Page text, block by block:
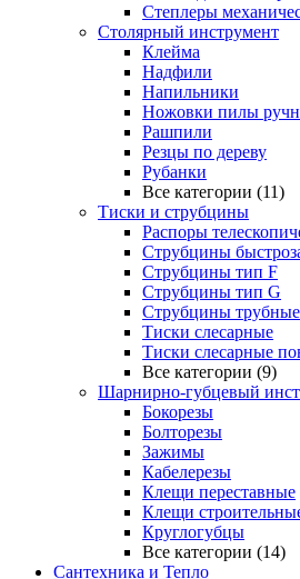
Степлеры
Столярный инструмент
Клейма
Надфили
Напильники
Ножовки пилы
Рашпили
Резцы по дереву
Рубанки
Все категории (11)
Тиски и струбцины
Распоры
Струбцины
Струбцины тип F
Струбцины тип G
Струбцины трубные
Тиски слесарные
Тиски слесарные
Все категории (9)
Шарнирно-губцевый
Бокорезы
Болторезы
Зажимы
Кабелерезы
Клещи переставные
Клещи
Круглогубцы
Все категории (14)
Сантехника и Тепло